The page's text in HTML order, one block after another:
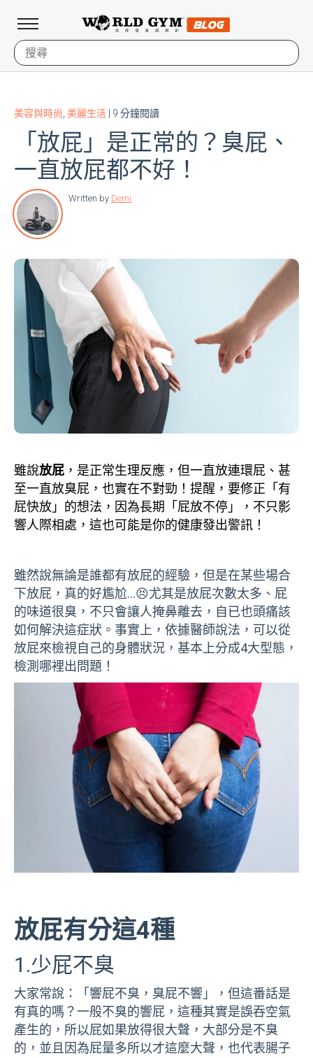
美容與時尚 美麗生活 | 9 分鐘閱讀
「放屁」是正常的？臭屁、
一直放屁都不好！
Written by Demi
雖說放屁 ，是正常生理反應，但一直放連環屁、甚
至一直放臭屁，也實在不對勁！提醒，要修正「有
屁快放」的想法，因為長期「屁放不停」，不只影
響人際相處，這也可能是你的健康發出警訊！
雖然說無論是誰都有放屁的經驗，但是在某些場合
下放屁，真的好尷尬…😣尤其是放屁次數太多、屁
的味道很臭，不只會讓人掩鼻離去，自已也頭痛該
如何解決這症狀。事實上，依據醫師說法，可以從
放屁來檢視自己的身體狀況，基本上分成4大型態，
檢測哪裡出問題！
放屁有分這4種
1.少屁不臭
大家常說：「響屁不臭，臭屁不響」，但這番話是
有真的嗎？一般不臭的響屁，這種其實是誤吞空氣
產生的，所以屁如果放得很大聲，大部分是不臭
的，並且因為屁量多所以才這麼大聲，也代表腸子